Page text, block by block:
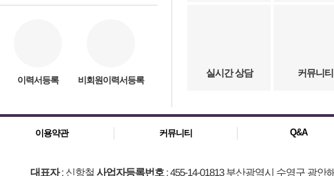
이력서등록 비회원이력서등록
실시간 상담 커뮤니티
이용약관 커뮤니티 Q&A
대표자: 신항철사업자등록번호 : 455-14-01813 부산광역시 수영구 광안